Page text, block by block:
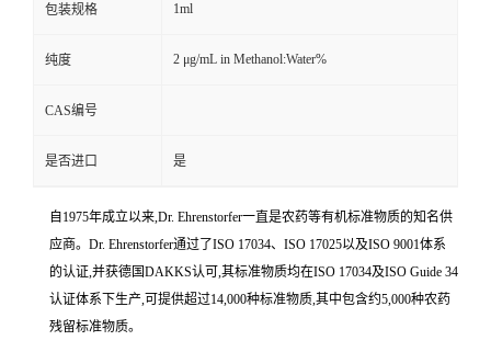
包装规格 1ml
纯度 2 μg/mL in Methanol:Water%
CAS编号
是否进口 是
自1975年成立以来,Dr. Ehrenstorfer一直是农药等有机标准物质的知名供
应商。Dr. Ehrenstorfer通过了ISO 17034、ISO 17025以及ISO 9001体系
的认证,并获德国DAKKS认可,其标准物质均在ISO 17034及ISO Guide 34
认证体系下生产,可提供超过14,000种标准物质,其中包含约5,000种农药
残留标准物质。